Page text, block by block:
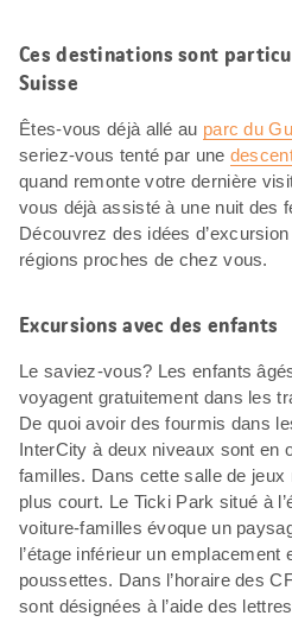
Ces destinations sont
Suisse
Êtes-vous déjà allé au parc du
seriez-vous tenté par une
quand remonte votre dernière
vous déjà assisté à une nuit des
Découvrez des idées
régions proches de chez vous.
Excursions avec des enfants
Le saviez-vous? Les enfants
voyagent gratuitement dans les
De quoi avoir des fourmis dans
InterCity à deux niveaux sont en
familles. Dans cette salle de
plus court. Le Ticki Park situé à
voiture-familles évoque un
l’étage inférieur un emplacement
poussettes. Dans l’horaire des
sont désignées à l’aide des